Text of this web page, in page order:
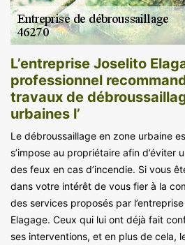
L’entreprise Joselito
professionnel
travaux de
urbaines l’
Le débroussaillage en zone urbaine
s’impose au propriétaire afin d’éviter
des feux en cas d’incendie. Si vous
dans votre intérêt de vous fier à la
des services proposés par
Elagage. Ceux qui lui ont déjà fait
ses interventions, et en plus de cela,